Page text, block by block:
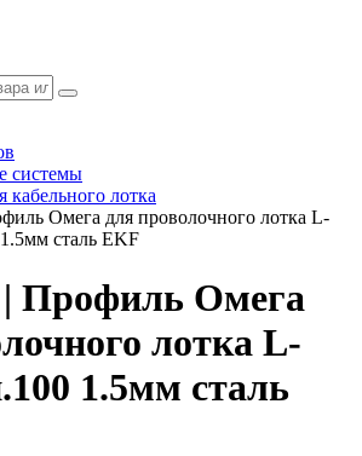
системы
лотка
Омега для проволочного лотка L-
сталь EKF
| Профиль Омега
лотка L-
1.5мм сталь